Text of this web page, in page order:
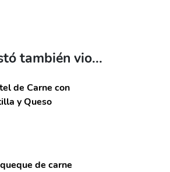
también vio...
de Carne con
y Queso
de carne